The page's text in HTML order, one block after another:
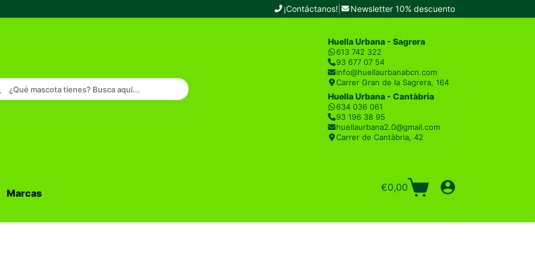
¡Contáctanos! Newsletter 10% descuento
¿Qué mascota tienes? Busca aquí...
Huella Urbana - Sagrera
613 742 322
93 677 07 54
info@huellaurbanabcn.com
Carrer Gran de la Sagrera, 164
Huella Urbana - Cantàbria
634 036 061
93 196 38 95
huellaurbana2.0@gmail.com
Carrer de Cantàbria, 42
Marcas
Carro
€0,00